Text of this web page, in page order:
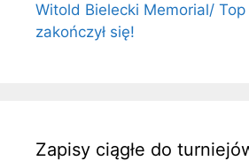
Witold Bielecki Memorial/
zakończył się!
Zapisy ciągłe do